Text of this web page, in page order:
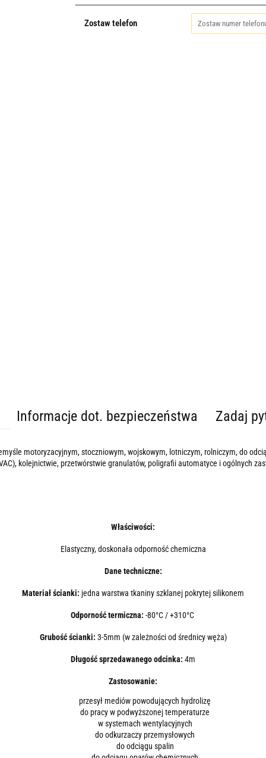
Zostaw telefon
Informacje dot. bezpieczeństwa Zadaj
motoryzacyjnym, stoczniowym, wojskowym, lotniczym, rolniczym, do
kolejnictwie, przetwórstwie granulatów, poligrafii automatyce i ogólnych
Właściwości:
Elastyczny, doskonała odporność chemiczna
Dane techniczne:
Materiał ścianki: jedna warstwa tkaniny szklanej pokrytej silikonem
Odporność termiczna: -80°C / +310°C
Grubość ścianki: 3-5mm (w zależności od średnicy węża)
Długość sprzedawanego odcinka: 4m
Zastosowanie:
przesył mediów powodujących hydrolizę
do pracy w podwyższonej temperaturze
w systemach wentylacyjnych
do odkurzaczy przemysłowych
do odciągu spalin